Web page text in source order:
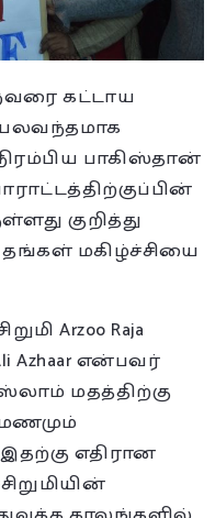
கட்டாய
பாகிஸ்தான்
குறித்து
மகிழ்ச்சியை
Arzoo Raja
என்பவர்
மதத்திற்கு
எதிரான